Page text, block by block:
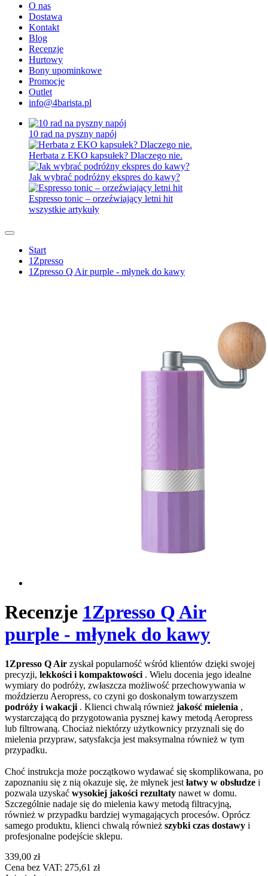
O nas
Dostawa
Kontakt
Blog
Recenzje
Hurtowy
Bony upominkowe
Promocje
Outlet
info@4barista.pl
10 rad na pyszny napój
Herbata z EKO kapsułek? Dlaczego nie.
Jak wybrać podróżny ekspres do kawy?
Espresso tonic – orzeźwiający letni hit
wszystkie artykuły
Start
1Zpresso
1Zpresso Q Air purple - młynek do kawy
Recenzje 1Zpresso Q Air
purple - młynek do kawy
1Zpresso Q Air zyskał popularność wśród klientów dzięki swojej
precyzji, lekkości i kompaktowości . Wielu docenia jego idealne
wymiary do podróży, zwłaszcza możliwość przechowywania w
moździerzu Aeropress, co czyni go doskonałym towarzyszem
podróży i wakacji . Klienci chwalą również jakość mielenia ,
wystarczającą do przygotowania pysznej kawy metodą Aeropress
lub filtrowaną. Chociaż niektórzy użytkownicy przyznali się do
mielenia przypraw, satysfakcja jest maksymalna również w tym
przypadku.
Choć instrukcja może początkowo wydawać się skomplikowana, po
zapoznaniu się z nią okazuje się, że młynek jest łatwy w obsłudze i
pozwala uzyskać wysokiej jakości rezultaty nawet w domu.
Szczególnie nadaje się do mielenia kawy metodą filtracyjną,
również w przypadku bardziej wymagających procesów. Oprócz
samego produktu, klienci chwalą również szybki czas dostawy i
profesjonalne podejście sklepu.
339,00 zł
Cena bez VAT: 275,61 zł